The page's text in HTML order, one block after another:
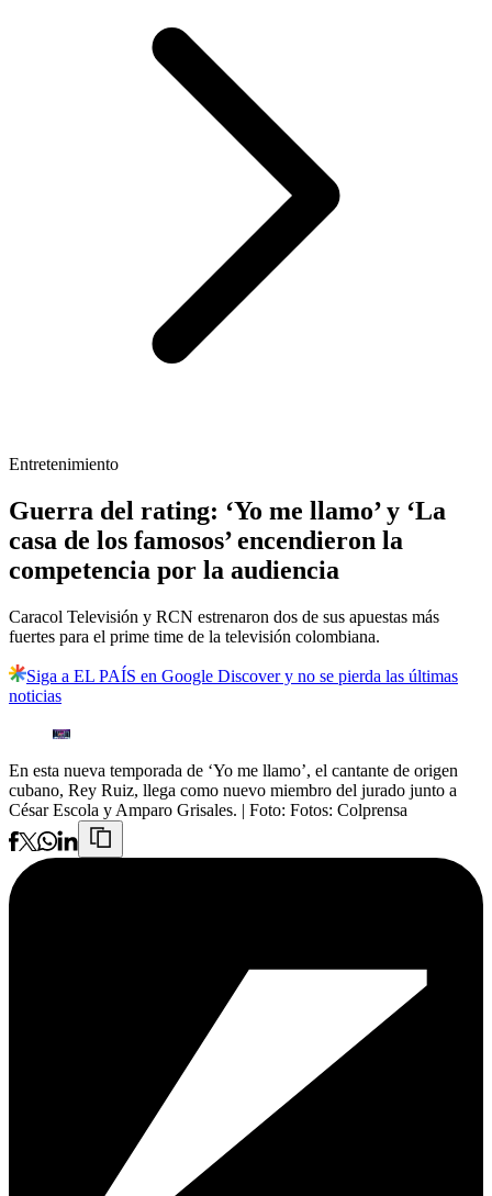
Entretenimiento
Guerra del rating: ‘Yo me llamo’ y ‘La
casa de los famosos’ encendieron la
competencia por la audiencia
Caracol Televisión y RCN estrenaron dos de sus apuestas más
fuertes para el prime time de la televisión colombiana.
Siga a EL PAÍS en Google Discover y no se pierda las últimas
noticias
En esta nueva temporada de ‘Yo me llamo’, el cantante de origen
cubano, Rey Ruiz, llega como nuevo miembro del jurado junto a
César Escola y Amparo Grisales. | Foto: Fotos: Colprensa